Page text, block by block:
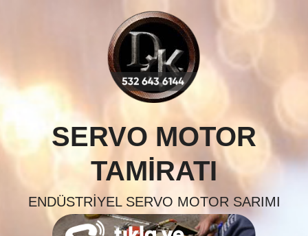
SERVO MOTOR
TAMIRATI
ENDÜSTRIYEL SERVO MOTOR SARIMI